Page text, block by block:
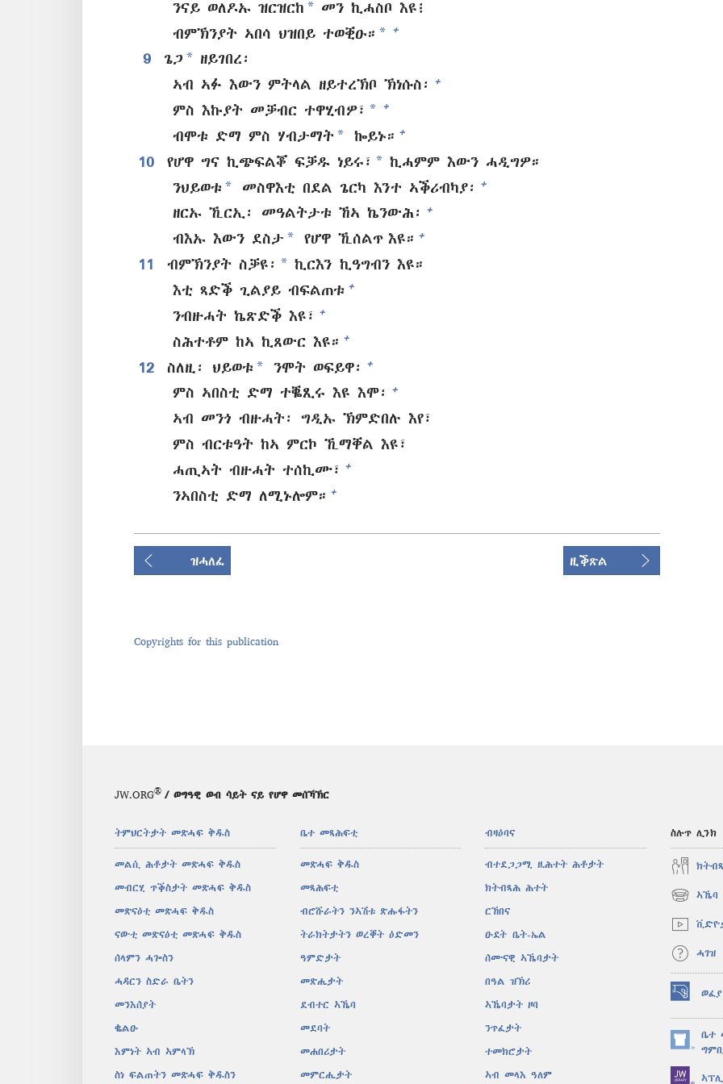
ንናይ ወለዶኡ ዝርዝርከ * መን ኪሓስቦ እዩ፧
ብምኽንያት ኣበሳ ህዝበይ ተወቒዑ። * +
9 ጌጋ *ዘይገበረ፡
ኣብ ኣፉ እውን ምትላል ዘይተረኽቦ ኽነሱስ፡
+
ምስ እኩያት መቓብር ተዋሂብዎ፣ * +
ብሞቱ ድማ ምስ ሃብታማት * ኰይኑ። +
10 የሆዋ ግና ኪጭፍልቖ ፍቓዱ ነይሩ፣ *ኪሓምም እውን ሓዲግዎ።
ንህይወቱ * መስዋእቲ በደል ጌርካ እንተ ኣቕሪብካያ፡ +
ዘርኡ ኺርኢ፡ መዓልትታቱ ኸኣ ኬንውሕ፡ +
ብእኡ እውን ደስታ * የሆዋ ኺሰልጥ እዩ። +
11 ብምኽንያት ስቓዩ፡ *ኪርእን ኪዓግብን እዩ።
እቲ ጻድቕ ጊልያይ ብፍልጠቱ +
ንብዙሓት ኬጽድቕ እዩ፣ +
ስሕተቶም ከኣ ኪጸውር እዩ። +
12 ስለዚ፡ ህይወቱ * ንሞት ወፍይዋ፡ +
ምስ ኣበስቲ ድማ ተቘጺሩ እዩ እሞ፡ +
ኣብ መንጎ ብዙሓት፡ ግዲኡ ኽምድበሉ እየ፣
ምስ ብርቱዓት ከኣ ምርኮ ኺማቐል እዩ፣
ሓጢኣት ብዙሓት ተሰኪሙ፣
+
ንኣበስቲ ድማ ለሚኑሎም። +
ዝሓለፈ ዚቕጽል
Copyrights for this publication
JW.ORG® / ወግዓዊ ወብ ሳይት ናይ የሆዋ መሰኻኽር
ትምህርትታት መጽሓፍ ቅዱስ
መልሲ ሕቶታት መጽሓፍ ቅዱስ
መብርሂ ጥቕስታት መጽሓፍ ቅዱስ
መጽናዕቲ መጽሓፍ ቅዱስ
ናውቲ መጽናዕቲ መጽሓፍ ቅዱስ
ሰላምን ሓጐስን
ሓዳርን ስድራ ቤትን
መንእሰያት
ቈልዑ
እምነት ኣብ ኣምላኽ
ስነ ፍልጠትን መጽሓፍ ቅዱስን
ቤተ መጻሕፍቲ
መጽሓፍ ቅዱስ
መጻሕፍቲ
ብሮሹራትን ንኣሽቱ ጽሑፋትን
ትራክትታትን ወረቐት ዕድመን
ዓምድታት
መጽሔታት
ደብተር ኣኼባ
መደባት
መሐበሪታት
መምርሒታት
ብዛዕባና
ብተደጋጋሚ ዚሕተት ሕቶታት
ክትብጻሕ ሕተት
ርኸበና
ዑደት ቤት-ኤል
ሰሙናዊ ኣኼባታት
በዓል ዝኽሪ
ኣኼባታት ዞባ
ንጥፈታት
ተመክሮታት
ኣብ መላእ ዓለም
ስሉጥ ሊንክ
ኣኼባ
(opens
new
window)
ሓገዝ
ወፈያ
(opens
new
window)ቤተ
(opens
new
window)